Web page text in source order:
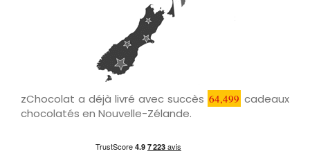
zChocolat a déjà livré avec succès 64,499 cadeaux
chocolatés en Nouvelle-Zélande.